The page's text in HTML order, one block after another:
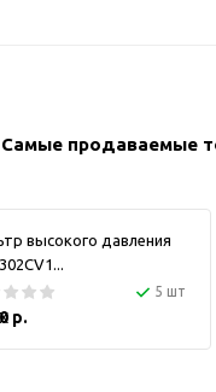
Самые продаваемые
высокого давления
5 шт
р.